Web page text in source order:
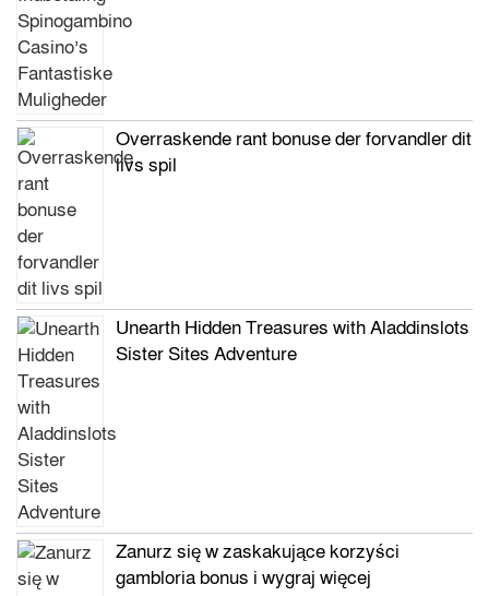
Overraskende rant bonuse der forvandler dit
livs spil
Unearth Hidden Treasures with Aladdinslots
Sister Sites Adventure
Zanurz się w zaskakujące korzyści
gambloria bonus i wygraj więcej